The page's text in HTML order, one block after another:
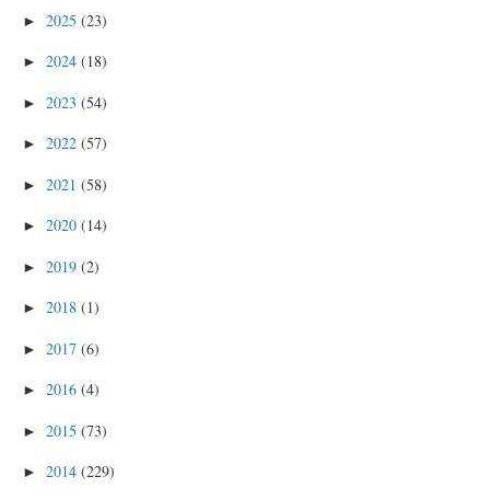
► 2025 (23)
► 2024 (18)
► 2023 (54)
► 2022 (57)
► 2021 (58)
► 2020 (14)
► 2019 (2)
► 2018 (1)
► 2017 (6)
► 2016 (4)
► 2015 (73)
► 2014 (229)